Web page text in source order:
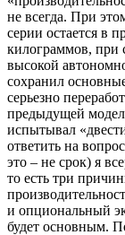
не всегда. При
серии остается в
килограммов, при
высокой
сохранил
серьезно
предыдущей
испытывал
ответить на
это – не срок) я
то есть три
и опциональный
будет основным.